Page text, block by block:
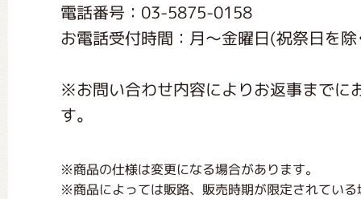
電話番号：03-5875-0158
お電話受付時間：月〜金曜日(祝祭日を
※お問い合わせ内容によりお返事までに
す。
※商品の仕様は変更になる場合があります。
※商品によっては販路、販売時期が限定されてい